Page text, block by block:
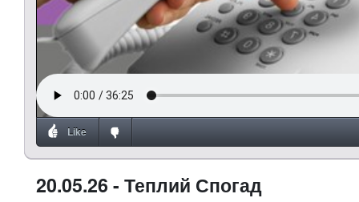
Like
20.05.26 - Теплий Спогад